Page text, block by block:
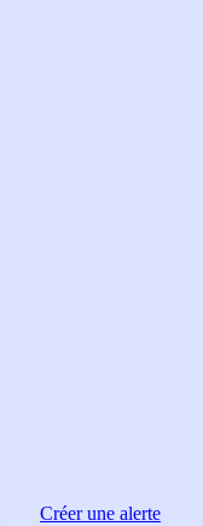
Créer une alerte